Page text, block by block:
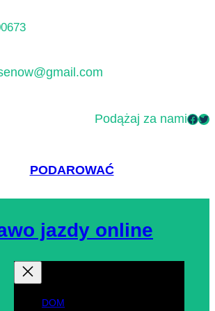
Podążaj za namiFacebook Twitter
PODAROWAĆ
jazdy online
DOM